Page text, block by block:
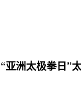
亚洲太极拳日”